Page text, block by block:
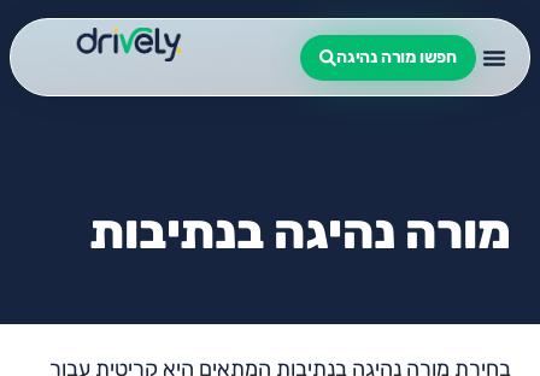
חפשו מורה נהיגה
מורה נהיגה בנתיבות
בחירת מורה נהיגה בנתיבות המתאים היא קריטית עבור